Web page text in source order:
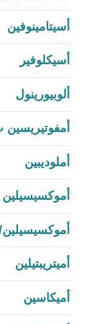
أسيتامينوفين
أسيكلوفير
ألوبيورينول
أملوديبين
أموكسيسيلين
أموكسيسيلين/
أميتريبتيلين
أميكاسين